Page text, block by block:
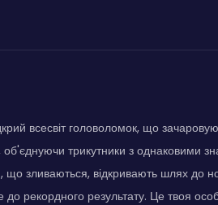
всесвіт головоломок, що
об'єднуючи трикутники з однаковими
що зливаються, відкривають шлях до
до рекордного результату. Це твоя